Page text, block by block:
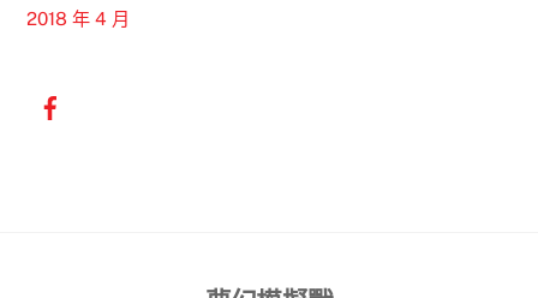
2018 年 4 月